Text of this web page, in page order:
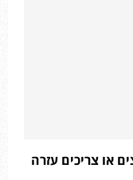
או צריכים עזרה